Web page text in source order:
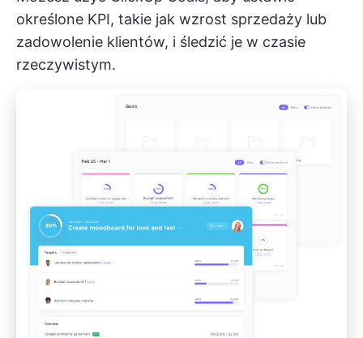
określone KPI, takie jak wzrost sprzedaży lub
zadowolenie klientów, i śledzić je w czasie
rzeczywistym.